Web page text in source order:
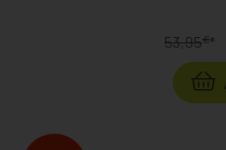
53,95€*